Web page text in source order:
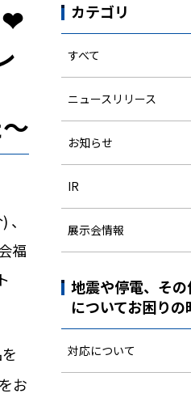
❤
) 、
福
お
カテゴリ
すべて
ニュースリリース
お知らせ
IR
展示会情報
地震や停電、そ
についてお困りの
対応について